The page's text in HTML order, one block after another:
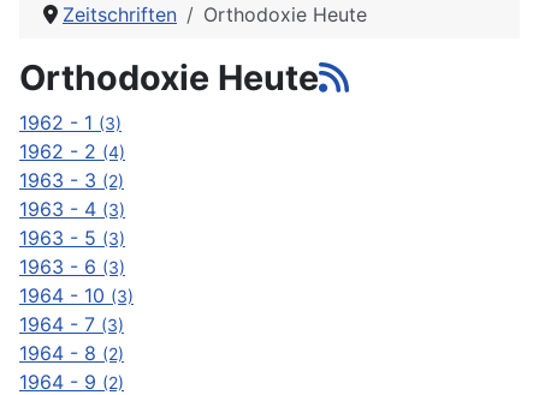
Zeitschriften Orthodoxie Heute
Orthodoxie Heute
1962 - 1 (3)
1962 - 2 (4)
1963 - 3 (2)
1963 - 4 (3)
1963 - 5 (3)
1963 - 6 (3)
1964 - 10 (3)
1964 - 7 (3)
1964 - 8 (2)
1964 - 9 (2)